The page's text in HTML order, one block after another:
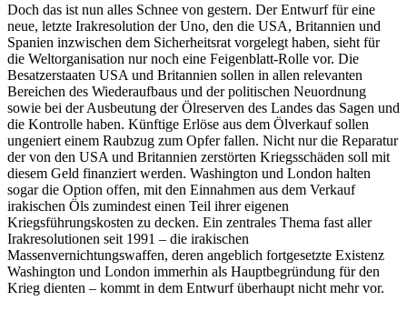
Doch das ist nun alles Schnee von gestern. Der Entwurf für eine
neue, letzte Irakresolution der Uno, den die USA, Britannien und
Spanien inzwischen dem Sicherheitsrat vorgelegt haben, sieht für
die Weltorganisation nur noch eine Feigenblatt-Rolle vor. Die
Besatzerstaaten USA und Britannien sollen in allen relevanten
Bereichen des Wiederaufbaus und der politischen Neuordnung
sowie bei der Ausbeutung der Ölreserven des Landes das Sagen und
die Kontrolle haben. Künftige Erlöse aus dem Ölverkauf sollen
ungeniert einem Raubzug zum Opfer fallen. Nicht nur die Reparatur
der von den USA und Britannien zerstörten Kriegsschäden soll mit
diesem Geld finanziert werden. Washington und London halten
sogar die Option offen, mit den Einnahmen aus dem Verkauf
irakischen Öls zumindest einen Teil ihrer eigenen
Kriegsführungskosten zu decken. Ein zentrales Thema fast aller
Irakresolutionen seit 1991 – die irakischen
Massenvernichtungswaffen, deren angeblich fortgesetzte Existenz
Washington und London immerhin als Hauptbegründung für den
Krieg dienten – kommt in dem Entwurf überhaupt nicht mehr vor.